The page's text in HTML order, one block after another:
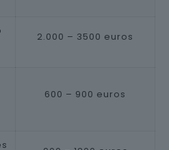
2.000 – 3500 euros
600 – 900 euros